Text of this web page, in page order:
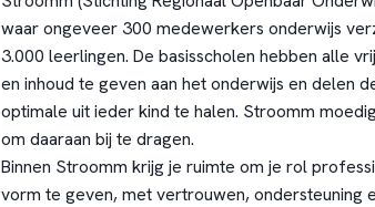
waar ongeveer 300 medewerkers onderwijs
3.000 leerlingen. De basisscholen hebben alle
en inhoud te geven aan het onderwijs en delen
optimale uit ieder kind te halen. Stroomm
om daaraan bij te dragen.
Binnen Stroomm krijg je ruimte om je rol
vorm te geven, met vertrouwen, ondersteuning